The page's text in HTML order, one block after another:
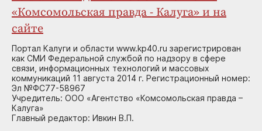
«Комсомольская правда - Калуга» и на
сайте
Портал Калуги и области www.kp40.ru зарегистрирован
как СМИ Федеральной службой по надзору в сфере
связи, информационных технологий и массовых
коммуникаций 11 августа 2014 г. Регистрационный номер:
Эл №ФС77-58967
Учредитель: ООО «Агентство «Комсомольская правда –
Калуга»
Главный редактор: Ивкин В.П.